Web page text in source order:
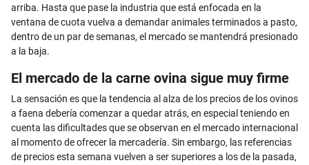
arriba. Hasta que pase la industria que está enfocada en la
ventana de cuota vuelva a demandar animales terminados a pasto,
dentro de un par de semanas, el mercado se mantendrá presionado
a la baja.
El mercado de la carne ovina sigue muy firme
La sensación es que la tendencia al alza de los precios de los ovinos
a faena debería comenzar a quedar atrás, en especial teniendo en
cuenta las dificultades que se observan en el mercado internacional
al momento de ofrecer la mercadería. Sin embargo, las referencias
de precios esta semana vuelven a ser superiores a los de la pasada,